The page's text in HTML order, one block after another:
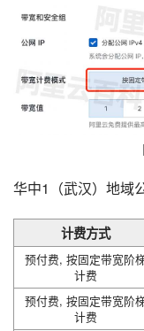
华中1（武汉）地域
计费方式
预付费, 按固定带宽阶
计费
预付费, 按固定带宽阶
计费